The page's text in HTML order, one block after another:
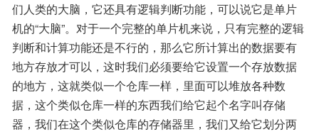
们人类的大脑，它还具有逻辑判断功能，可以说它是单片
机的“大脑”。对于一个完整的单片机来说，只有完整的逻辑
判断和计算功能还是不行的，那么它所计算出的数据要有
地方存放才可以，这时我们必须要给它设置一个存放数据
的地方，这就类似一个仓库一样，里面可以堆放各种数
据，这个类似仓库一样的东西我们给它起个名字叫存储
器，我们在这个类似仓库的存储器里，我们又给它划分两